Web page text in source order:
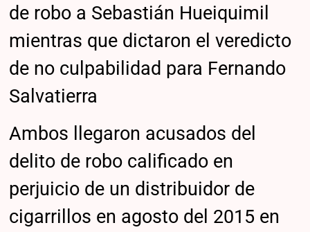
de robo a Sebastián Hueiquimil
mientras que dictaron el veredicto
de no culpabilidad para Fernando
Salvatierra
Ambos llegaron acusados del
delito de robo calificado en
perjuicio de un distribuidor de
cigarrillos en agosto del 2015 en